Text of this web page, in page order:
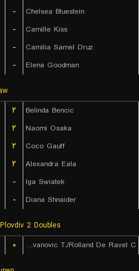
-
Chelsea Bluestein
-
Camille Kiss
-
Camilia Samel Druz
- Elena Goodman
۲
Belinda Bencic
۲
Naomi Osaka
۲
Coco Gauff
۲
Alexandra Eala
-
Iga Swiatek
- Diana Shnaider
2 Doubles
۰ Radovanovic T./Rolland De Ravel C.